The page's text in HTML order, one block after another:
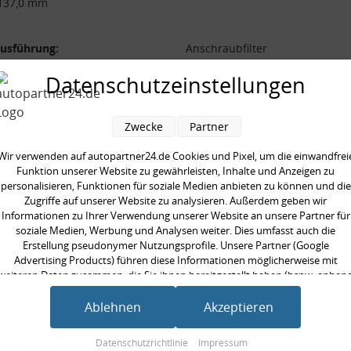
Anschraubfilter
[mm]:
137,0 mm
[mm]:
kauften auch
Datenschutzeinstellungen
verwenden auf autopartner24.de Cookies und Pixel, um die
Funktion unserer Website zu gewährleisten, Inhalte und Anzeigen zu
personalisieren, Funktionen für soziale Medien anbieten zu können und die
Zugriffe auf unserer Website zu analysieren. Außerdem geben wir
Informationen zu Ihrer Verwendung unserer Website an unsere Partner für
soziale Medien, Werbung und Analysen weiter. Dies umfasst auch die
Erstellung pseudonymer Nutzungsprofile. Unsere Partner (Google
Advertising Products) führen diese Informationen möglicherweise mit
Daten zusammen, die Sie ihnen bereitgestellt haben (bspw.
eines persönlichen Accounts) oder welche sie im Rahmen Ihrer Nutzung der
Dienste gesammelt haben (bspw. Nutzungsdaten anderer Geräte). Ihre
Einwilligung zur Nutzung von Cookies und Pixeln können Sie jederzeit
Datenschutzrichtlinie Impressum
Zwecke Partner
Ablehnen Akzeptieren